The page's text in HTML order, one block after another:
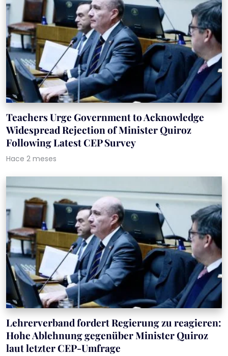
Teachers Urge Government to Acknowledge
Widespread Rejection of Minister Quiroz
Following Latest CEP Survey
Hace 2 meses
Lehrerverband fordert Regierung zu reagieren:
Hohe Ablehnung gegenüber Minister Quiroz
laut letzter CEP-Umfrage